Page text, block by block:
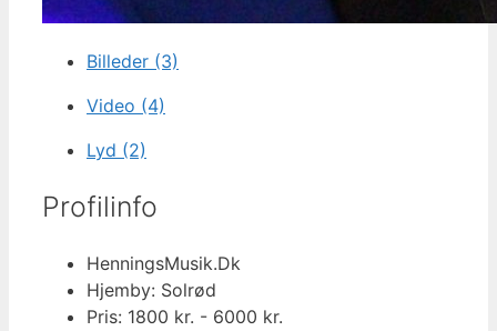
Billeder (3)
Video (4)
Lyd (2)
Profilinfo
HenningsMusik.Dk
Hjemby: Solrød
Pris: 1800 kr. - 6000 kr.